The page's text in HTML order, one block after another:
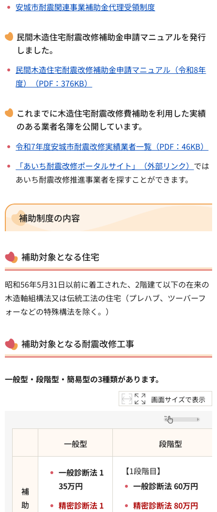
安城市耐震関連事業補助金代理受領制度
民間木造住宅耐震改修補助金申請マニュアルを発行
しました。
民間木造住宅耐震改修補助金申請マニュアル（令和8年
度）（PDF：376KB）
これまでに木造住宅耐震改修費補助を利用した実績
のある業者名簿を公開しています。
令和7年度安城市耐震改修実績業者一覧（PDF：46KB）
「あいち耐震改修ポータルサイト」（外部リンク） では
あいち耐震改修推進事業者を探すことができます。
補助制度の内容
補助対象となる住宅
昭和56年5月31日以前に着工された、2階建て以下の在来の
木造軸組構法又は伝統工法の住宅（プレハブ、ツーバーフ
ォーなどの特殊構法を除く。）
補助対象となる耐震改修工事
一般型・段階型・簡易型の3種類があります。
画面サイズで表示
一般型 段階型
補
助
一般診断法 1
35万円
精密診断法 1
【1段階目】
一般診断法 60万円
精密診断法 80万円